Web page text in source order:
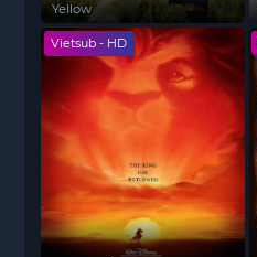
Yellow
Vietsub - HD